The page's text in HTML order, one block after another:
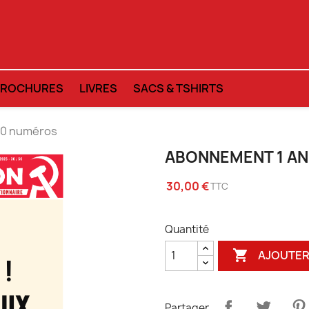
LIVRES SACS & TSHIRTS
numéros
ABONNEMENT 1
30,00 €TTC
Quantité
